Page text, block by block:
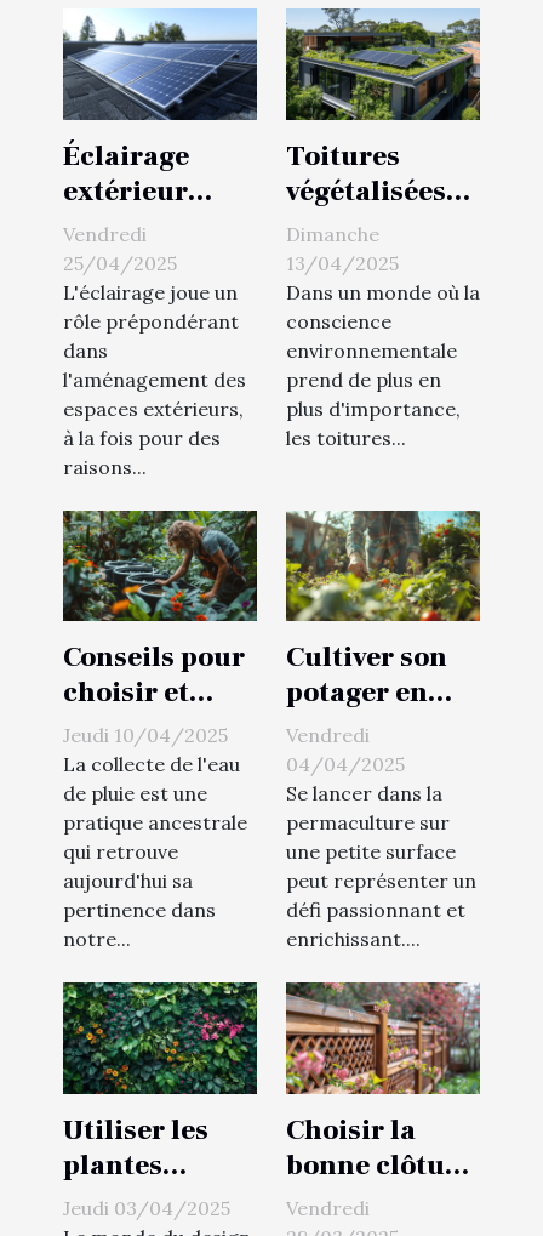
Éclairage
extérieur
solaire
avantages et
installation
sans tracas
Vendredi
25/04/2025
L'éclairage joue un
rôle prépondérant
dans
l'aménagement des
espaces extérieurs,
à la fois pour des
raisons...
Toitures
végétalisées
avantages et
installation
pour une
maison éco-
responsable
Dimanche
13/04/2025
Dans un monde où la
conscience
environnementale
prend de plus en
plus d'importance,
les toitures...
Conseils pour
choisir et
installer un
récupérateur
d'eau de pluie
économies et
écologie
Jeudi 10/04/2025
La collecte de l'eau
de pluie est une
pratique ancestrale
qui retrouve
aujourd'hui sa
pertinence dans
notre...
Cultiver son
potager en
permaculture
les étapes
pour débuter
sur une petite
surface
Vendredi
04/04/2025
Se lancer dans la
permaculture sur
une petite surface
peut représenter un
défi passionnant et
enrichissant....
Utiliser les
plantes
grimpantes
Jeudi 03/04/2025
Choisir la
bonne clôture
pour son
Vendredi